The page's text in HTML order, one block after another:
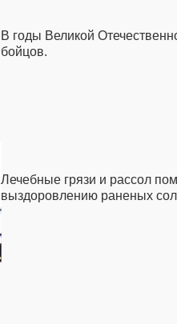
В годы Великой
бойцов.
Лечебные грязи и рассол
выздоровлению раненых